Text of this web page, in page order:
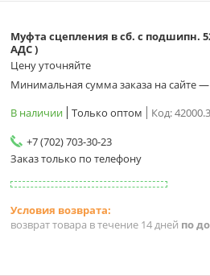
Муфта сцепления в сб. с подшипн.
АДС )
Цену уточняйте
Минимальная сумма заказа на сайте —
В наличии
Только оптом Код:
+7 (702) 703-30-23
Заказ только по телефону
возврат товара в течение 14 дней по